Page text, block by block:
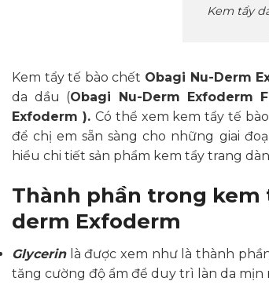
Kem tẩy
Kem tẩy tế bào chết Obagi Nu-Derm
da dầu (Obagi Nu-Derm Exfoderm
Exfoderm ). Có thể xem kem tẩy tế
để chị em sẵn sàng cho những giai
hiểu chi tiết sản phẩm kem tẩy trang
Thành phần trong kem
derm Exfoderm
Glycerinlà được xem như là thành
tăng cường độ ẩm để duy trì làn da mịn